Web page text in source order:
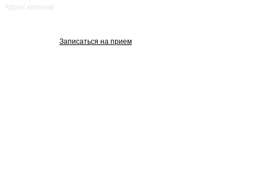
Адрес клиники
Записаться на прием